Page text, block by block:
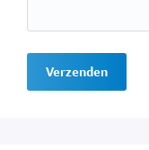
Verzenden